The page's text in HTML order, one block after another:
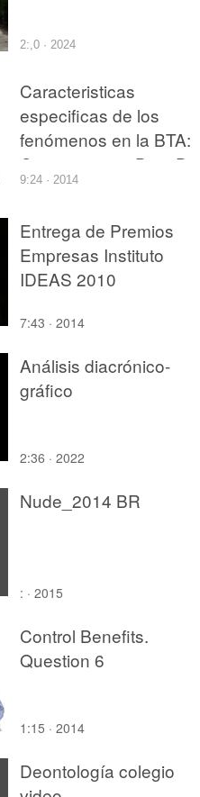
2:,0 · 2024
Caracteristicas
especificas de los
fenómenos en la BTA:
Componente 1D y 2D
9:24 · 2014
Entrega de Premios
Empresas Instituto
IDEAS 2010
7:43 · 2014
Análisis diacrónico-
gráfico
2:36 · 2022
Nude_2014 BR
: · 2015
Control Benefits.
Question 6
1:15 · 2014
Deontología colegio